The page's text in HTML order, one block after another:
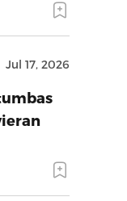
Jul 17, 2026